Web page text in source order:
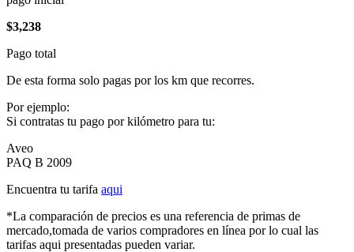
$3,238
Pago total
De esta forma solo pagas por los km que recorres.
Por ejemplo:
Si contratas tu pago por kilómetro para tu:
Aveo
PAQ B 2009
Encuentra tu tarifa aqui
*La comparación de precios es una referencia de primas de
mercado,tomada de varios compradores en línea por lo cual las
tarifas aqui presentadas pueden variar.